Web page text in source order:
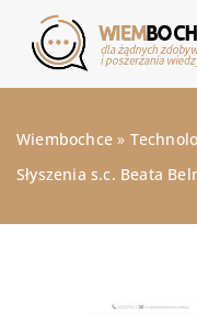
Wiembochce »
Słyszenia s.c. Beata